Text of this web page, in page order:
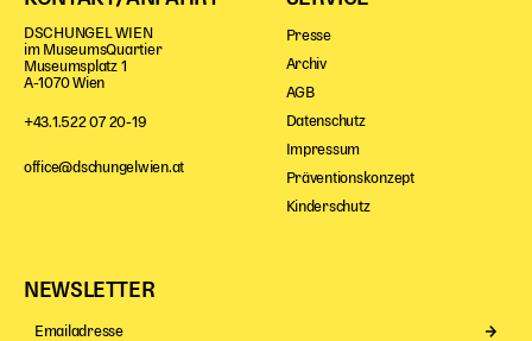
DSCHUNGEL WIEN
im MuseumsQuartier
Museumsplatz 1
A-1070 Wien
+43.1.522 07 20-19
office@dschungelwien.at
Presse
Archiv
AGB
Datenschutz
Impressum
Präventionskonzept
Kinderschutz
NEWSLETTER